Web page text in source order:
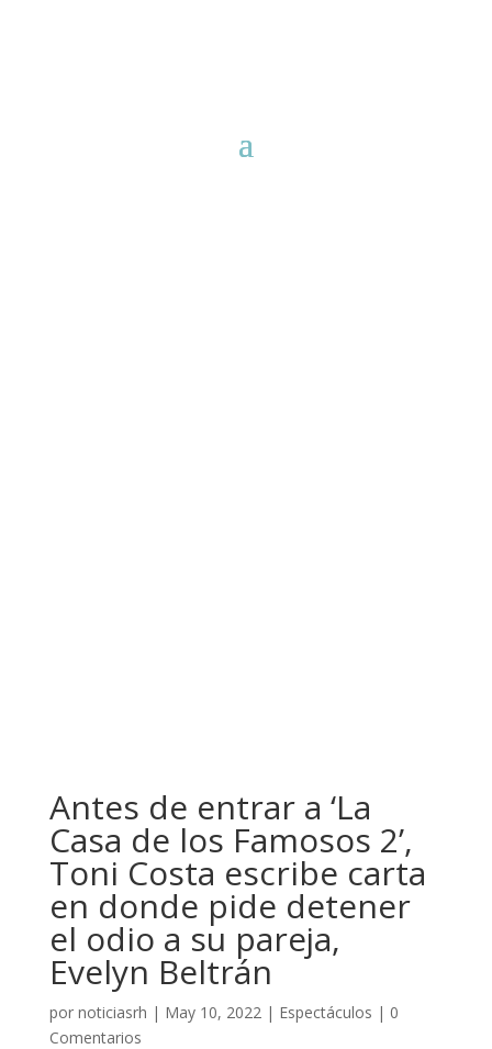
Antes de entrar a ‘La
Casa de los Famosos 2’,
Toni Costa escribe carta
en donde pide detener
el odio a su pareja,
Evelyn Beltrán
por noticiasrh | May 10, 2022| Espectáculos | 0
Comentarios